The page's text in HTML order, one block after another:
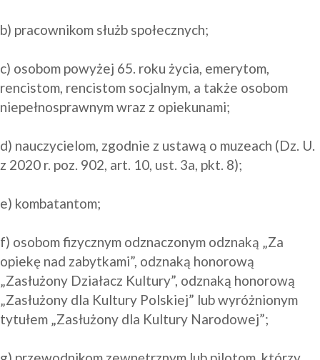
b) pracownikom służb społecznych;
c) osobom powyżej 65. roku życia, emerytom,
rencistom, rencistom socjalnym, a także osobom
niepełnosprawnym wraz z opiekunami;
d) nauczycielom, zgodnie z ustawą o muzeach (Dz. U.
z 2020 r. poz. 902, art. 10, ust. 3a, pkt. 8);
e) kombatantom;
f) osobom fizycznym odznaczonym odznaką „Za
opiekę nad zabytkami”, odznaką honorową
„Zasłużony Działacz Kultury”, odznaką honorową
„Zasłużony dla Kultury Polskiej” lub wyróżnionym
tytułem „Zasłużony dla Kultury Narodowej”;